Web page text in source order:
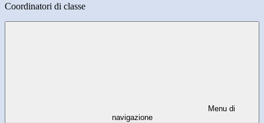
Coordinatori di classe
Menu di
navigazione